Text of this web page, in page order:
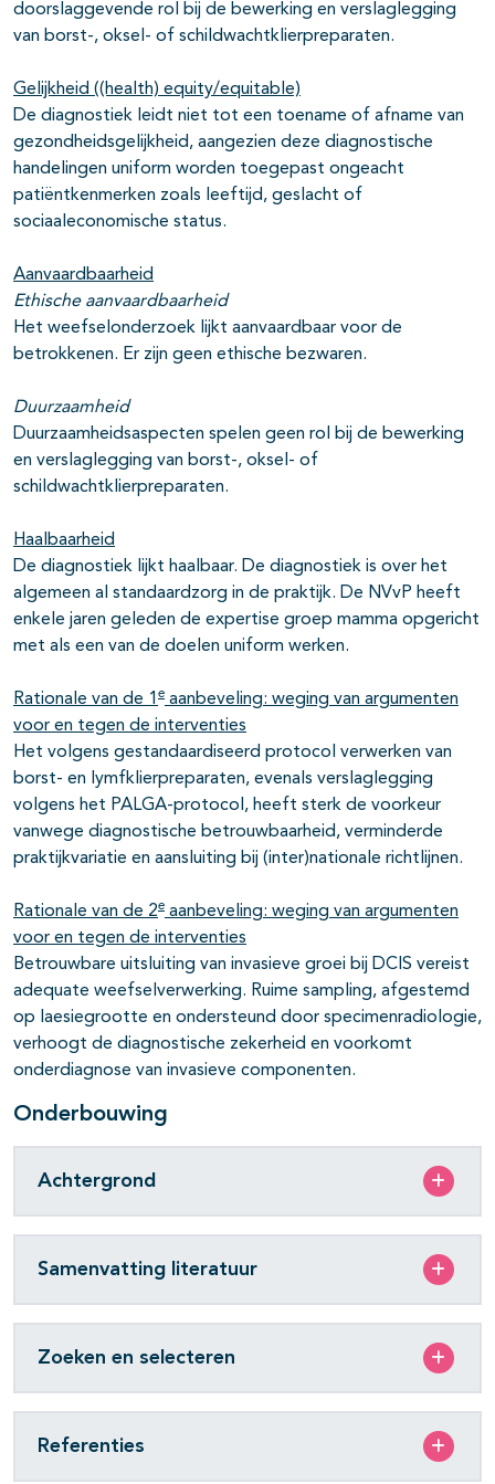
doorslaggevende rol bij de bewerking en verslaglegging
van borst-, oksel- of schildwachtklierpreparaten.
Gelijkheid ((health) equity/equitable)
De diagnostiek leidt niet tot een toename of afname van
gezondheidsgelijkheid, aangezien deze diagnostische
handelingen uniform worden toegepast ongeacht
patiëntkenmerken zoals leeftijd, geslacht of
sociaaleconomische status.
Aanvaardbaarheid
Ethische aanvaardbaarheid
Het weefselonderzoek lijkt aanvaardbaar voor de
betrokkenen. Er zijn geen ethische bezwaren.
Duurzaamheid
Duurzaamheidsaspecten spelen geen rol bij de bewerking
en verslaglegging van borst-, oksel- of
schildwachtklierpreparaten.
Haalbaarheid
De diagnostiek lijkt haalbaar. De diagnostiek is over het
algemeen al standaardzorg in de praktijk. De NVvP heeft
enkele jaren geleden de expertise groep mamma opgericht
met als een van de doelen uniform werken.
Rationale van de 1 e aanbeveling: weging van argumenten
voor en tegen de interventies
Het volgens gestandaardiseerd protocol verwerken van
borst- en lymfklierpreparaten, evenals verslaglegging
volgens het PALGA-protocol, heeft sterk de voorkeur
vanwege diagnostische betrouwbaarheid, verminderde
praktijkvariatie en aansluiting bij (inter)nationale richtlijnen.
Rationale van de 2e aanbeveling: weging van argumenten
voor en tegen de interventies
Betrouwbare uitsluiting van invasieve groei bij DCIS vereist
adequate weefselverwerking. Ruime sampling, afgestemd
op laesiegrootte en ondersteund door specimenradiologie,
verhoogt de diagnostische zekerheid en voorkomt
onderdiagnose van invasieve componenten.
Onderbouwing
Achtergrond
Samenvatting literatuur
Zoeken en selecteren
Referenties